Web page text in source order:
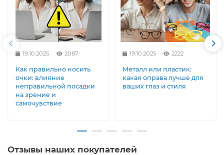
19.10.2025 2087
Как правильно носить
очки: влияние
неправильной посадки
на зрение и
самочувствие
19.10.2025 2222
Металл или пластик:
какая оправа лучше для
ваших глаз и стиля
Отзывы наших покупателей